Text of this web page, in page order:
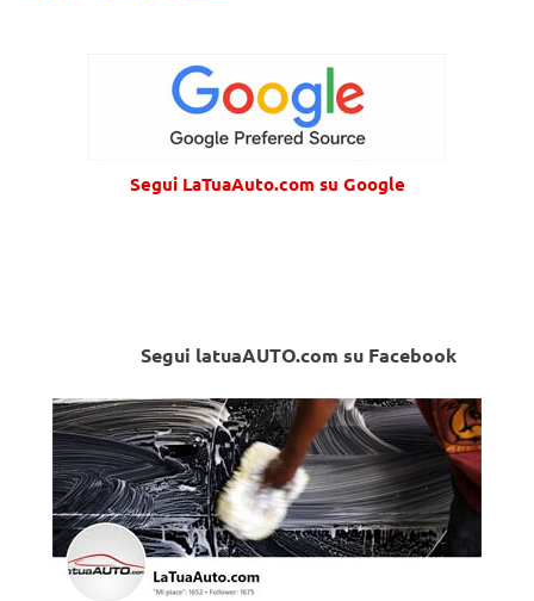
Segui LaTuaAuto.com su Google
Segui latuaAUTO.com su Facebook